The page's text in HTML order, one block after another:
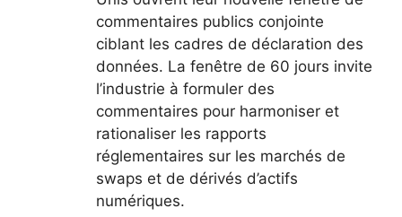
commentaires publics conjointe
ciblant les cadres de déclaration des
données. La fenêtre de 60 jours invite
l’industrie à formuler des
commentaires pour harmoniser et
rationaliser les rapports
réglementaires sur les marchés de
swaps et de dérivés d’actifs
numériques.